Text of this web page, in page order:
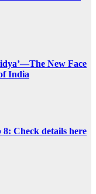
New Face
India
8: Check details here